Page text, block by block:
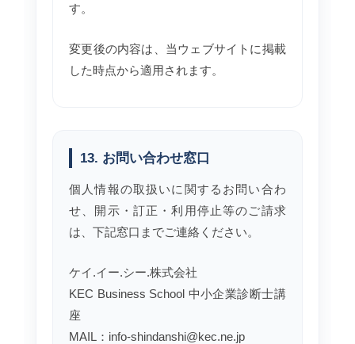
す。
変更後の内容は、当ウェブサイトに掲載
した時点から適用されます。
13. お問い合わせ窓口
個人情報の取扱いに関するお問い合わ
せ、開示・訂正・利用停止等のご請求
は、下記窓口までご連絡ください。
ケイ.イー.シー.株式会社
KEC Business School 中小企業診断士講
座
MAIL：info-shindanshi@kec.ne.jp